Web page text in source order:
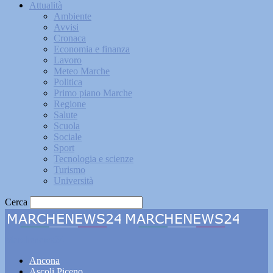
Attualità
Ambiente
Avvisi
Cronaca
Economia e finanza
Lavoro
Meteo Marche
Politica
Primo piano Marche
Regione
Salute
Scuola
Sociale
Sport
Tecnologia e scienze
Turismo
Università
Cerca
Ancona